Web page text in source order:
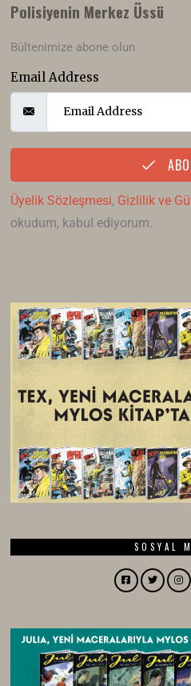
Polisiyenin Merkez Üssü
Bültenimize abone olun
Email Address
Üyelik Sözleşmesi, Gizlilik ve
okudum, kabul ediyorum.
SOSYAL
Facebook
Twitter